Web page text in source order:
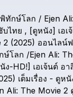
ทักษ์โลก / Ejen Ali:
บไทย , [ดูหนัง] เอเ
2 (2025) ออนไลน์
ษ์โลก /Ejen Ali:
ง-HD!] เอเจ้นต์ อา
เต็มเรื่อง - ดูหนั
Ali: The Movie 2